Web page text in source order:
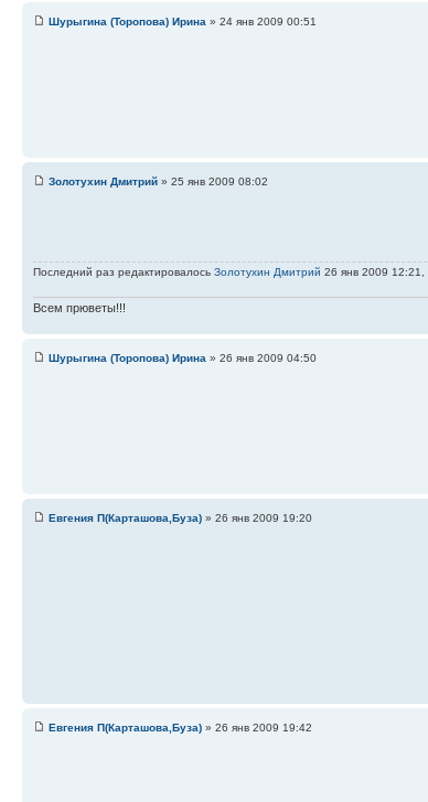
Шурыгина (Торопова) Ирина » 24 янв 2009 00:51
Золотухин Дмитрий » 25 янв 2009 08:02
Последний раз редактировалось Золотухин Дмитрий 26 янв 2009 12:21,
Всем прюветы!!!
Шурыгина (Торопова) Ирина » 26 янв 2009 04:50
Евгения П(Карташова,Буза) » 26 янв 2009 19:20
Евгения П(Карташова,Буза) » 26 янв 2009 19:42